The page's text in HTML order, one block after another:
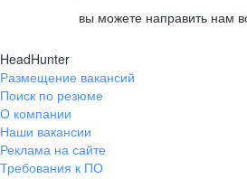
вы можете направить нам
HeadHunter
Размещение вакансий
Поиск по резюме
О компании
Наши вакансии
Реклама на сайте
Требования к ПО